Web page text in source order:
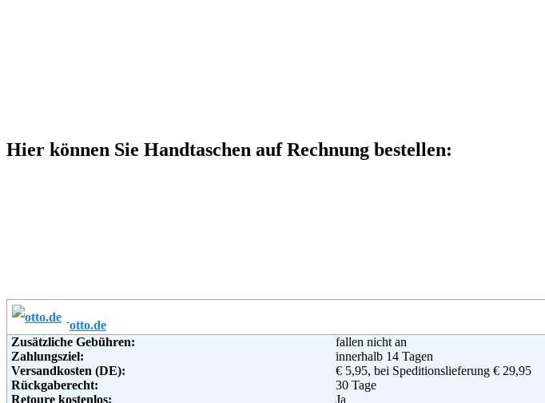
Hier können Sie Handtaschen auf Rechnung bestellen:
otto.de
Zusätzliche Gebühren:
fallen nicht an
Zahlungsziel:
innerhalb 14 Tagen
Versandkosten (DE):
€ 5,95, bei Speditionslieferung € 29,95
Rückgaberecht:
30 Tage
Retoure kostenlos:
Ja